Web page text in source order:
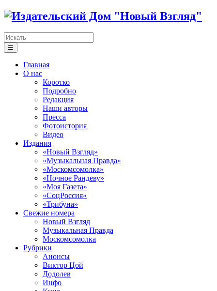
☰
Главная
О нас
Коротко
Подробно
Редакция
Наши авторы
Пресса
Фотоистория
Видео
Издания
«Новый Взгляд»
«Музыкальная Правда»
«Москомсомолка»
«Ночное Рандеву»
«Моя Газета»
«СоцРоссия»
«Трибуна»
Свежие номера
Новый Взгляд
Музыкальная Правда
Москомсомолка
Рубрики
Анонсы
Виктор Цой
Додолев
Инфо